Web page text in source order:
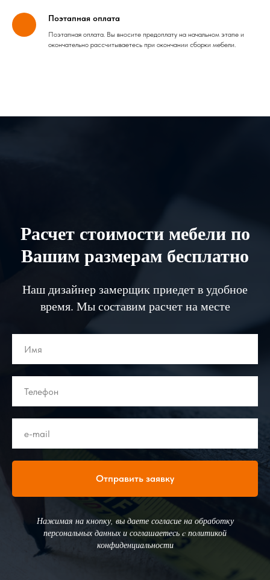
Поэтапная оплата
Поэтапная оплата. Вы вносите предоплату на начальном этапе и
окончательно рассчитываетесь при окончании сборки мебели.
Расчет стоимости мебели по
Вашим размерам бесплатно
Наш дизайнер замерщик приедет в удобное
время. Мы составим расчет на месте
Отправить заявку
Нажимая на кнопку, вы даете согласие на обработку
персональных данных и соглашаетесь c политикой
конфиденциальности